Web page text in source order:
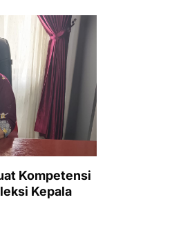
Kompetensi
Kepala